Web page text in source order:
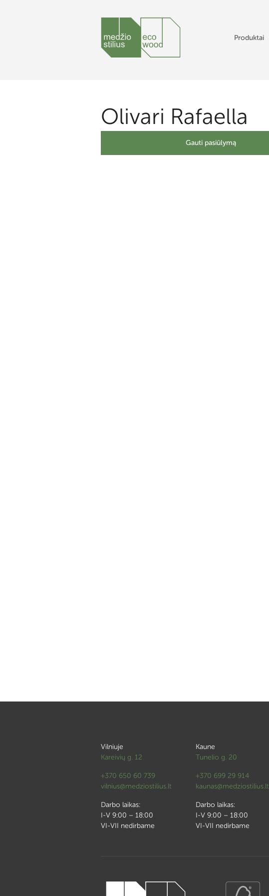
Produktai
Olivari Rafaella
Gauti pasiūlymą
Vilniuje
Kareivių g. 12
+370 650 60 739
vilnius@medziostilius.lt
Darbo laikas:
I-V 9:00 – 18:00
VI-VII nedirbame
Kaune
Tunelio g. 20
+370 699 29 914
kaunas@medziostilius.lt
Darbo laikas:
I-V 9:00 – 18:00
VI-VII nedirbame